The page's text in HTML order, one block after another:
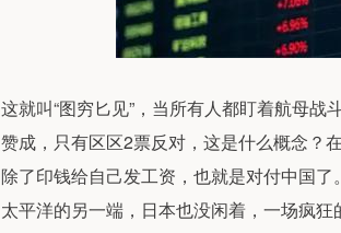
这就叫“图穷匕见”，当所有人都盯着航母
赞成，只有区区2票反对，这是什么概念？
除了印钱给自己发工资，也就是对付中国
太平洋的另一端，日本也没闲着，一场疯狂